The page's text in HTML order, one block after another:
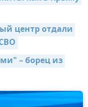
центр отдали
– борец из